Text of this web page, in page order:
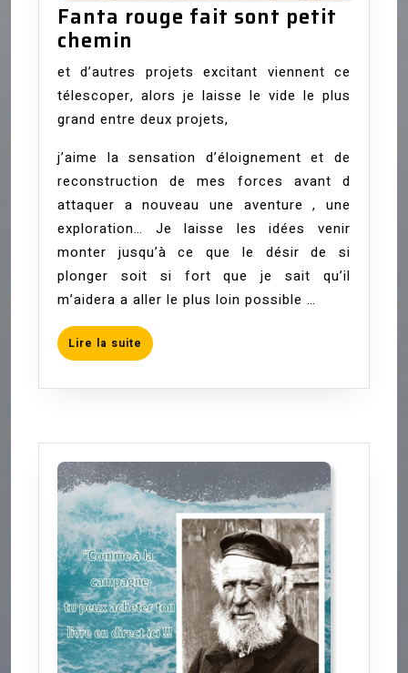
Fanta rouge fait sont petit
chemin
rouge
fait
sont
petit
chemin
et d’autres projets excitant viennent ce
télescoper, alors je laisse le vide le plus
grand entre deux projets,
j’aime la sensation d’éloignement et de
reconstruction de mes forces avant d
attaquer a nouveau une aventure , une
exploration… Je laisse les idées venir
monter jusqu’à ce que le désir de si
plonger soit si fort que je sait qu’il
m’aidera a aller le plus loin possible …
Lire la suite Lire
la